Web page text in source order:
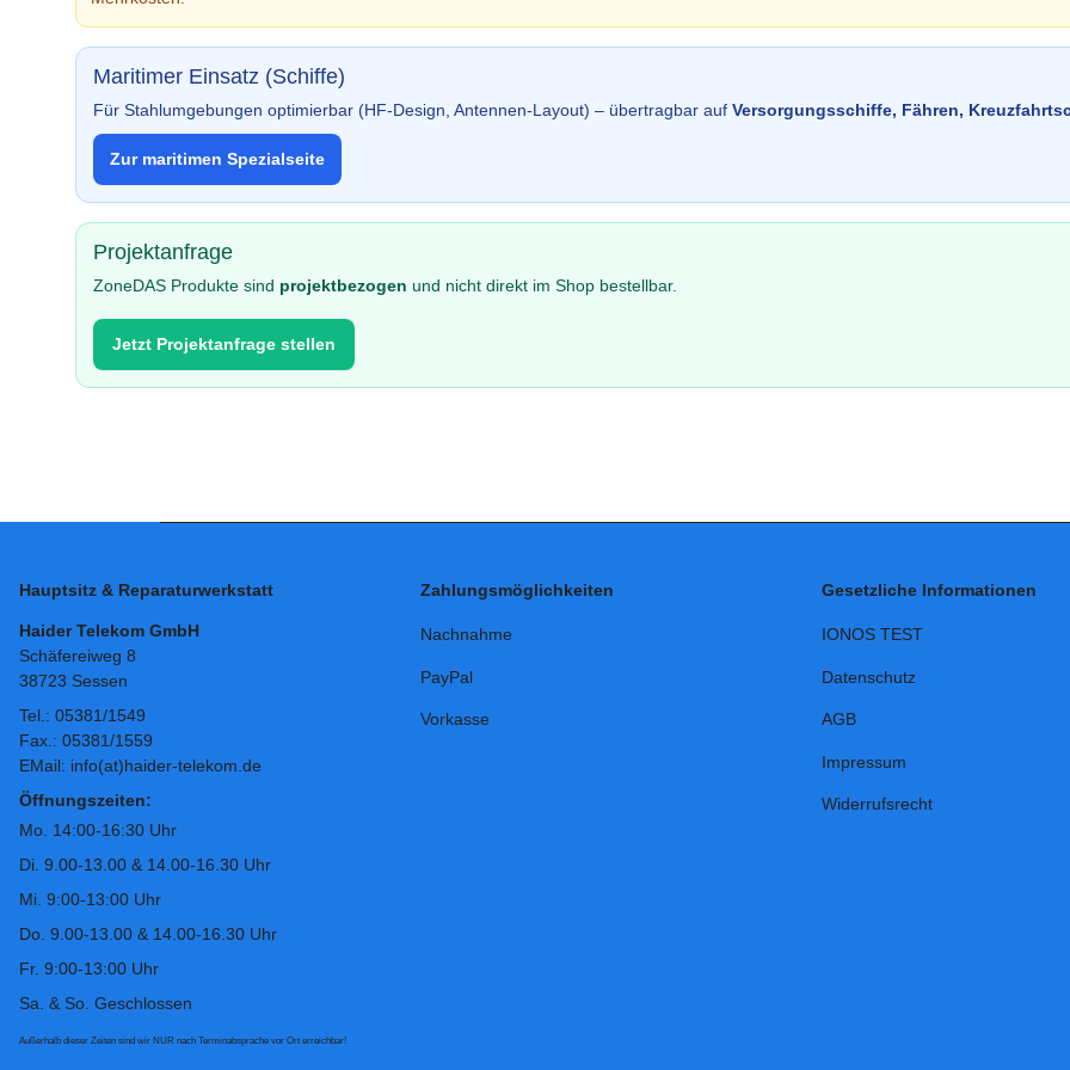
Maritimer Einsatz (Schiffe)
Für Stahlumgebungen optimierbar (HF-Design, Antennen-Layout) – übertragbar auf Versorgungsschiffe, Fähren,
Zur maritimen Spezialseite
Projektanfrage
ZoneDAS Produkte sind projektbezogen und nicht direkt im Shop bestellbar.
Jetzt Projektanfrage stellen
Hauptsitz & Reparaturwerkstatt
Haider Telekom GmbH
Schäfereiweg 8
38723 Sessen
Tel.: 05381/1549
Fax.: 05381/1559
EMail: info(at)haider-telekom.de
Öffnungszeiten:
Mo. 14:00-16:30 Uhr
Di. 9.00-13.00 & 14.00-16.30 Uhr
Mi. 9:00-13:00 Uhr
Do. 9.00-13.00 & 14.00-16.30 Uhr
Fr. 9:00-13:00 Uhr
Sa. & So. Geschlossen
Außerhalb dieser Zeiten sind wir NUR nach Terminabsprache vor Ort erreichbar!
Zahlungsmöglichkeiten
Nachnahme
PayPal
Vorkasse
Gesetzliche Informationen
IONOS TEST
Datenschutz
AGB
Impressum
Widerrufsrecht